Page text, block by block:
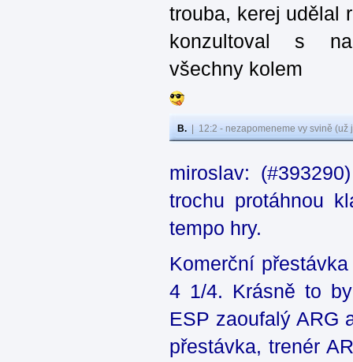
trouba, kerej udělal
konzultoval s
všechny kolem
B. 12:2 - nezapomeneme vy svině
miroslav:
trochu protáhnou
tempo hry.
Komerční
4 1/4. Krásně to
ESP zaoufalý ARG
přestávka, trenér